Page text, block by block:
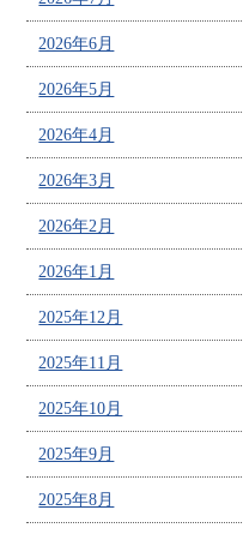
2026年6月
2026年5月
2026年4月
2026年3月
2026年2月
2026年1月
2025年12月
2025年11月
2025年10月
2025年9月
2025年8月